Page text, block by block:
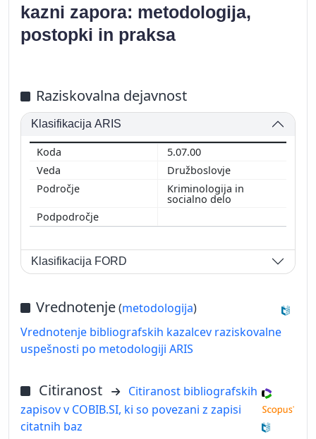
kazni zapora: metodologija,
postopki in praksa
Raziskovalna dejavnost
Klasifikacija ARIS
5.07.00
Družboslovje
Kriminologija in
socialno delo
Klasifikacija FORD
Vrednotenje(metodologija)
Vrednotenje bibliografskih kazalcev raziskovalne
uspešnosti po metodologiji ARIS
Citiranost
Citiranost bibliografskih
zapisov v COBIB.SI, ki so povezani z zapisi
citatnih baz